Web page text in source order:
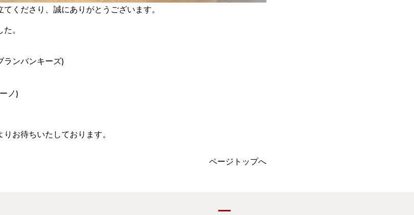
くださり、誠にありがとうございます。
。
ンバンキーズ)
ノ)
お待ちいたしております。
ページトップへ